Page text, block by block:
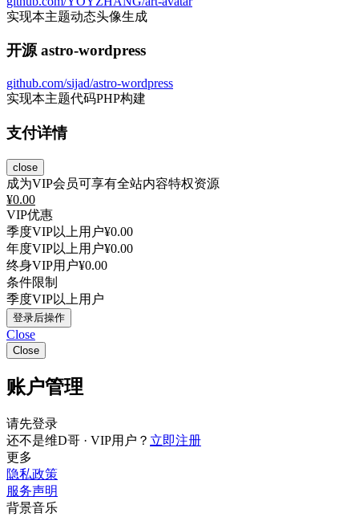
实现本主题动态头像生成
开源 astro-wordpress
github.com/sijad/astro-wordpress
实现本主题代码PHP构建
支付详情
close
成为VIP会员可享有全站内容特权资源
¥0.00
VIP优惠
季度VIP以上用户¥0.00
年度VIP以上用户¥0.00
终身VIP用户¥0.00
条件限制
季度VIP以上用户
登录后操作
Close
Close
账户管理
请先登录
还不是维D哥 · VIP用户？ 立即注册
更多
隐私政策
服务声明
背景音乐